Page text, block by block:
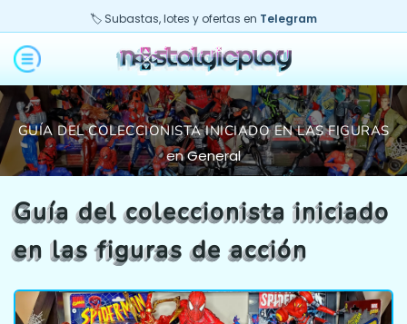
🏷️ Subastas, lotes y ofertas en Telegram
GUÍA DEL COLECCIONISTA INICIADO EN LAS FIGURAS
DE ACCIÓN
enGeneral
Guía del coleccionista iniciado
en las figuras de acción